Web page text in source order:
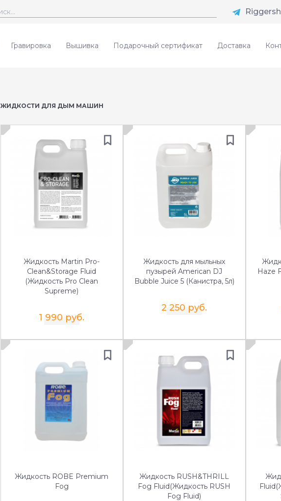
Гравировка Вышивка Подарочный сертификат Доставка
ЖИДКОСТИ ДЛЯ ДЫМ МАШИН
Жидкость Martin Pro-
Clean&Storage Fluid
(Жидкость Pro Clean
Supreme)
1 990 руб.
Жидкость для мыльных
пузырей American DJ
Bubble Juice 5 (Канистра, 5л)
2 250 руб.
Haze
Жидкость ROBE Premium
Fog
Жидкость RUSH&THRILL
Fog Fluid(Жидкость RUSH
Fog Fluid)